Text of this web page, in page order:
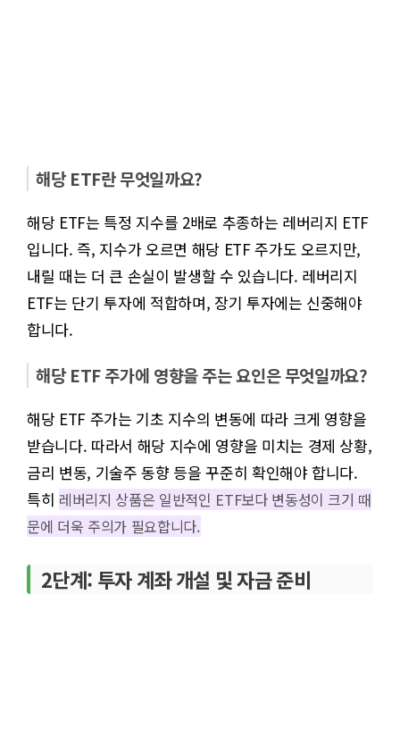
해당 ETF란 무엇일까요?
해당 ETF는 특정 지수를 2배로 추종하는 레버리지 ETF
입니다. 즉, 지수가 오르면 해당 ETF 주가도 오르지만,
내릴 때는 더 큰 손실이 발생할 수 있습니다. 레버리지
ETF는 단기 투자에 적합하며, 장기 투자에는 신중해야
합니다.
해당 ETF 주가에 영향을 주는 요인은 무엇일까요?
해당 ETF 주가는 기초 지수의 변동에 따라 크게 영향을
받습니다. 따라서 해당 지수에 영향을 미치는 경제 상황,
금리 변동, 기술주 동향 등을 꾸준히 확인해야 합니다.
특히 레버리지 상품은 일반적인 ETF보다 변동성이 크기 때
문에 더욱 주의가 필요합니다.
2단계: 투자 계좌 개설 및 자금 준비